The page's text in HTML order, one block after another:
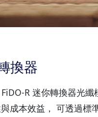
換器
R 迷你轉換器光
成本效益， 可透過標